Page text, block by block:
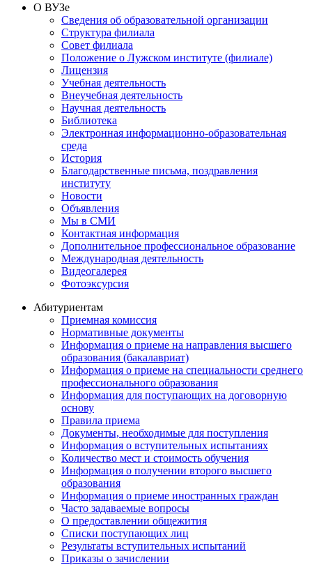
О ВУЗе
Сведения об образовательной организации
Структура филиала
Совет филиала
Положение о Лужском институте (филиале)
Лицензия
Учебная деятельность
Внеучебная деятельность
Научная деятельность
Библиотека
Электронная информационно-образовательная
среда
История
Благодарственные письма, поздравления
институту
Новости
Объявления
Мы в СМИ
Контактная информация
Дополнительное профессиональное образование
Международная деятельность
Видеогалерея
Фотоэксурсия
Абитуриентам
Приемная комиссия
Нормативные документы
Информация о приеме на направления высшего
образования (бакалавриат)
Информация о приеме на специальности среднего
профессионального образования
Информация для поступающих на договорную
основу
Правила приема
Документы, необходимые для поступления
Информация о вступительных испытаниях
Количество мест и стоимость обучения
Информация о получении второго высшего
образования
Информация о приеме иностранных граждан
Часто задаваемые вопросы
О предоставлении общежития
Списки поступающих лиц
Результаты вступительных испытаний
Приказы о зачислении